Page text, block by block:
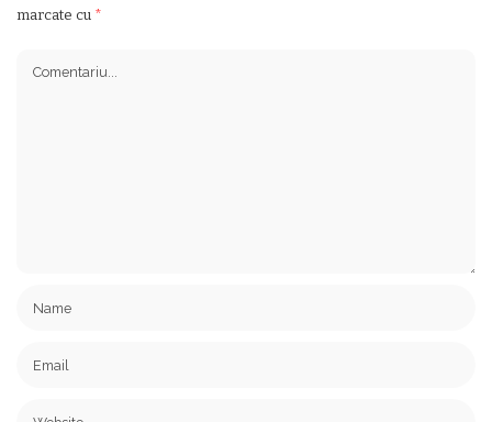
marcate cu *